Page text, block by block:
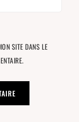
SITE DANS LE